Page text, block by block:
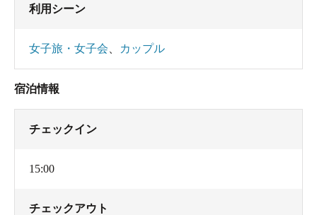
利用シーン
女子旅・女子会 カップル
宿泊情報
チェックイン
15:00
チェックアウト